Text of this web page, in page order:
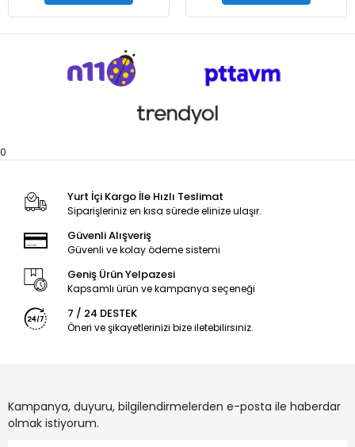
0
Yurt İçi Kargo İle Hızlı Teslimat
Siparişleriniz en kısa sürede elinize ulaşır.
Güvenli Alışveriş
Güvenli ve kolay ödeme sistemi
Geniş Ürün Yelpazesi
Kapsamlı ürün ve kampanya seçeneği
7 / 24 DESTEK
Öneri ve şikayetlerinizi bize iletebilirsiniz.
Kampanya, duyuru, bilgilendirmelerden e-posta ile haberdar
olmak istiyorum.